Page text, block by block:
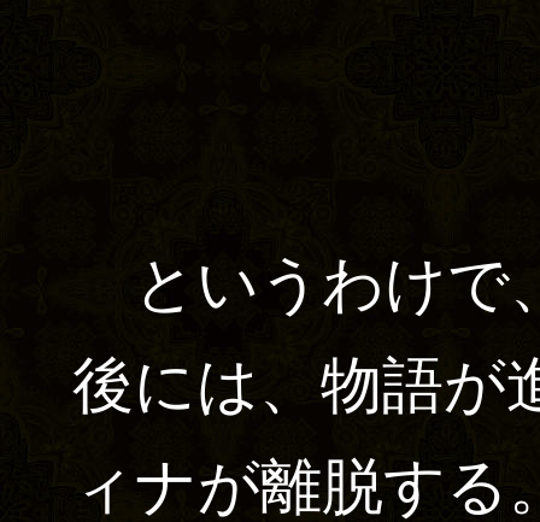
というわけで
後には、物語が
ィナが離脱する